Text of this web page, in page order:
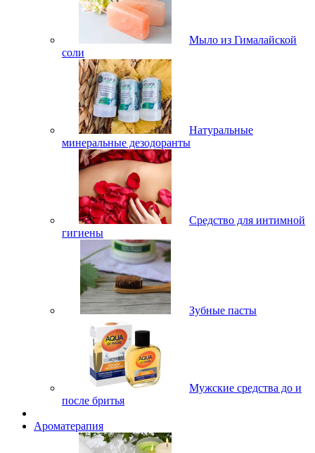
Мыло из Гималайской
соли
Натуральные
минеральные дезодоранты
Средство для интимной
гигиены
Зубные пасты
Мужские средства до и
после бритья
Ароматерапия